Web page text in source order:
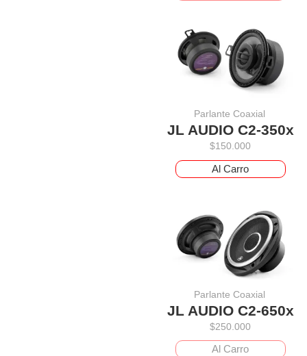
Parlante Coaxial
JL AUDIO C2-350x
$150.000
Al Carro
Parlante Coaxial
JL AUDIO C2-650x
$250.000
Al Carro